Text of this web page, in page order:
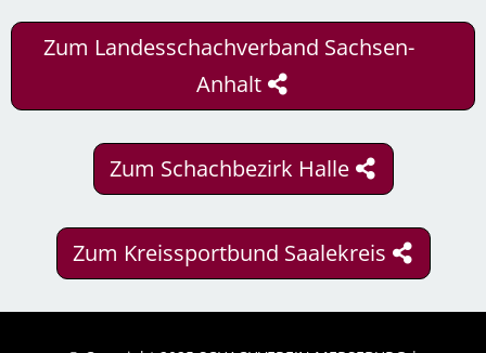
Zum Landesschachverband Sachsen-
Anhalt
Zum Schachbezirk Halle
Zum Kreissportbund Saalekreis